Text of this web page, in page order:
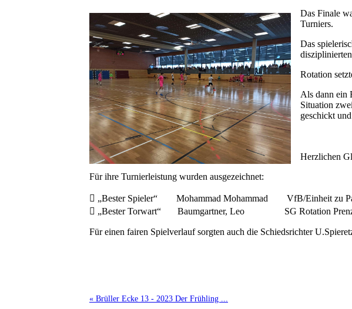
Das Finale
Turniers.
Das
Rotation
Als dann ein
Situation
geschickt
Herzlichen
Für ihre Turnierleistung wurden ausgezeichnet:
 „Bester Spieler“ Mohammad Mohammad VfB/Einheit zu
 „Bester Torwart“ Baumgartner, Leo SG Rotation
Für einen fairen Spielverlauf sorgten auch die Schiedsrichter
« Brüller Ecke 13 - 2023 Der Frühling ...